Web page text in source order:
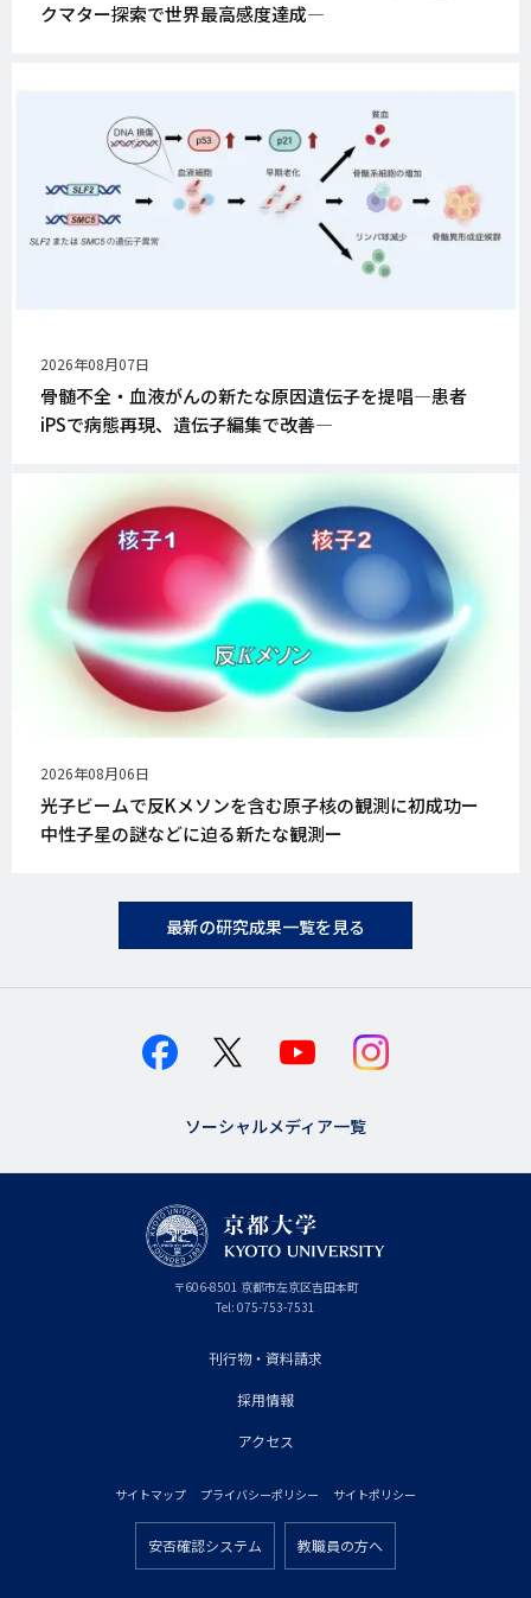
クマター探索で世界最高感度達成―
公
開
日
2026年08月07日
骨髄不全・血液がんの新たな原因遺伝子を提唱―患者
iPSで病態再現、遺伝子編集で改善―
公
開
日
2026年08月06日
光子ビームで反Kメソンを含む原子核の観測に初成功ー
中性子星の謎などに迫る新たな観測ー
最新の研究成果一覧を見る
ソーシャルメディア一覧
〒606-8501 京
都
府
京都市左京区吉田本町
Tel: 075-753-7531
刊行物・資料請求
採用情報
アクセス
サイトマップ プライバシーポリシー サイトポリシー
安否確認システム 教職員の方へ